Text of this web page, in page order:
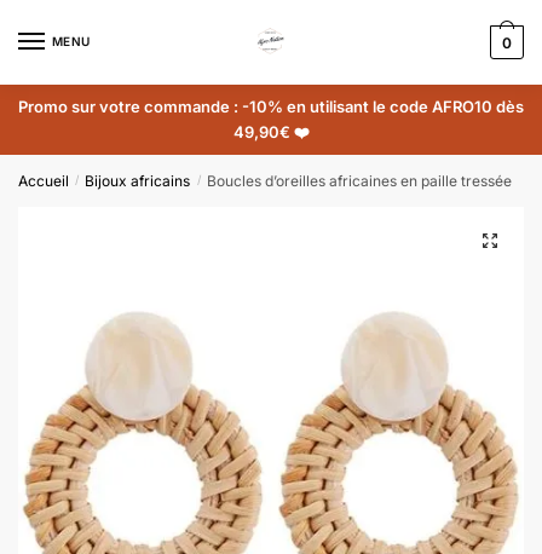
MENU 0
Promo sur votre commande : -10% en utilisant le code AFRO10 dès
49,90€ ❤️
Accueil / Bijoux africains / Boucles d’oreilles africaines en paille tressée
🔍